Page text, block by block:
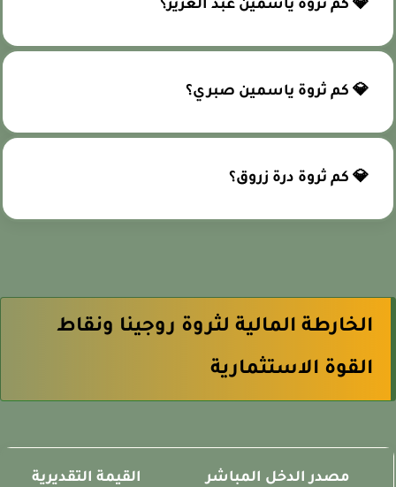
💎 كم ثروة ياسمين عبد العزيز؟
💎 كم ثروة ياسمين صبري؟
💎 كم ثروة درة زروق؟
الخارطة المالية لثروة روجينا ونقاط
القوة الاستثمارية
مصدر الدخل المباشر
القيمة التقديرية